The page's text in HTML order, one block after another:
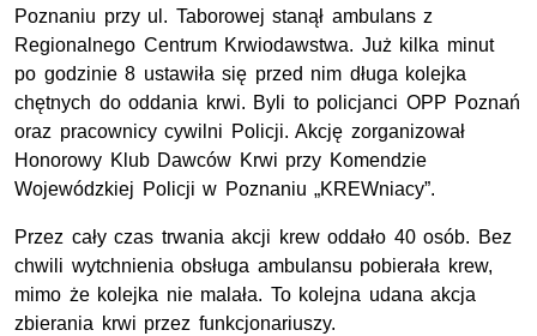
Poznaniu przy ul. Taborowej stanął ambulans z
Regionalnego Centrum Krwiodawstwa. Już kilka minut
po godzinie 8 ustawiła się przed nim długa kolejka
chętnych do oddania krwi. Byli to policjanci OPP Poznań
oraz pracownicy cywilni Policji. Akcję zorganizował
Honorowy Klub Dawców Krwi przy Komendzie
Wojewódzkiej Policji w Poznaniu „KREWniacy”.
Przez cały czas trwania akcji krew oddało 40 osób. Bez
chwili wytchnienia obsługa ambulansu pobierała krew,
mimo że kolejka nie malała. To kolejna udana akcja
zbierania krwi przez funkcjonariuszy.